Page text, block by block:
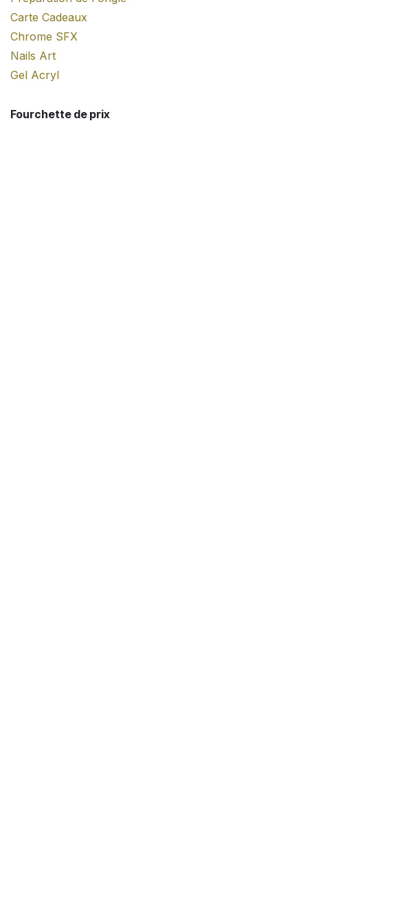
Carte Cadeaux
Chrome SFX
Nails Art
Gel Acryl
Fourchette de prix